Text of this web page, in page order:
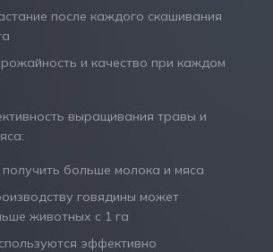
после каждого скашивания
и качество при каждом
выращивания травы и
больше молока и мяса
говядины может
животных с 1 га
эффективно